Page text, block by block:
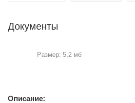
Документы
Размер: 5,2 мб
Описание: